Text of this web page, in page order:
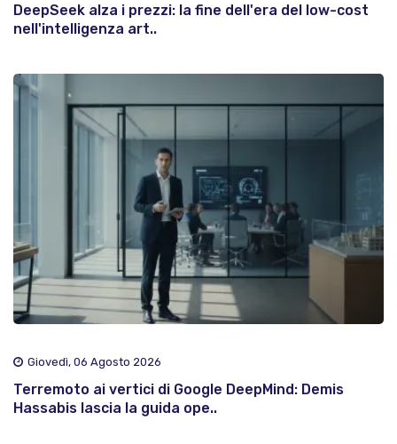
DeepSeek alza i prezzi: la fine dell'era del low-cost
nell'intelligenza art..
Giovedì, 06 Agosto 2026
Terremoto ai vertici di Google DeepMind: Demis
Hassabis lascia la guida ope..